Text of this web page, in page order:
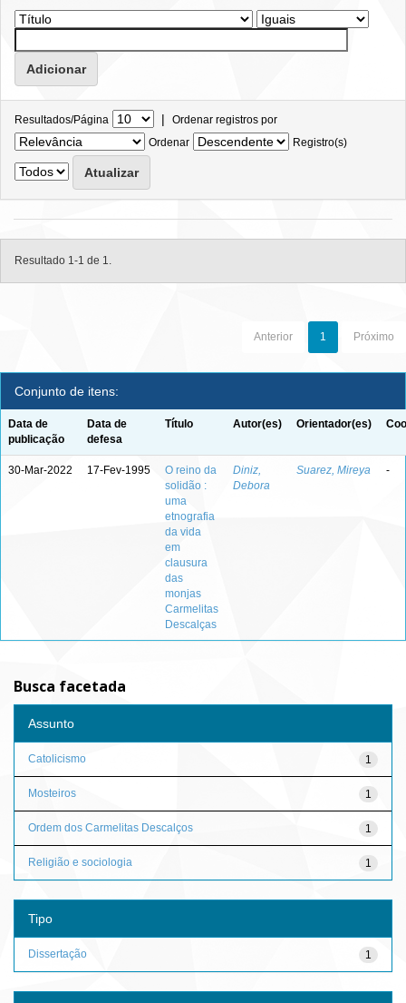
Resultados/Página | Ordenar registros por
Ordenar
Registro(s)
Resultado 1-1 de 1.
Anterior 1 Próximo
Conjunto de itens:
Data de
publicação
Data de
defesa
Título Autor(es) Orientador(es)
30-Mar-2022 17-Fev-1995
O reino da
solidão :
uma
etnografia
da vida
em
clausura
das
monjas
Carmelitas
Descalças
Diniz,
Debora
Suarez, Mireya -
Busca facetada
Assunto
1
Catolicismo
1
Mosteiros
1
Ordem dos Carmelitas Descalços
1
Religião e sociologia
Tipo
1
Dissertação